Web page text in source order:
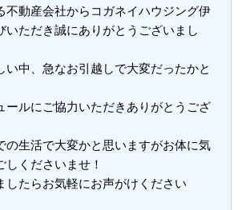
不動産会社からコガネイハウジング伊
いただき誠にありがとうございまし
い中、急なお引越しで大変だったかと
ールにご協力いただきありがとうござ
の生活で大変かと思いますがお体に気
しくださいませ！
したらお気軽にお声がけください